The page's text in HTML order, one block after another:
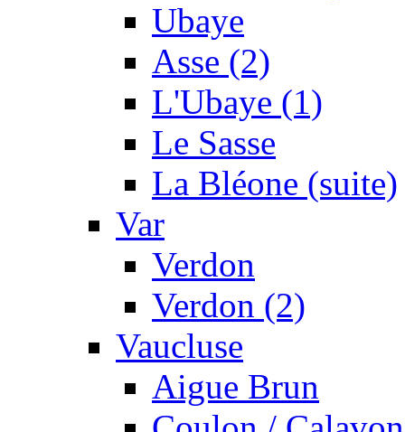
Ubaye
Asse (2)
L'Ubaye (1)
Le Sasse
La Bléone (suite)
Var
Verdon
Verdon (2)
Vaucluse
Aigue Brun